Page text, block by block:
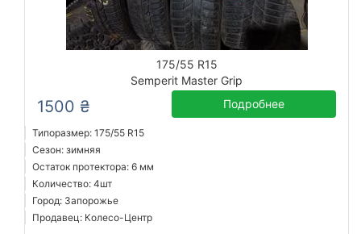
175/55 R15
Semperit Master Grip
1500 ₴ Подробнее
Типоразмер: 175/55 R15
Сезон: зимняя
Остаток протектора: 6 мм
Количество: 4шт
Город: Запорожье
Продавец: Колесо-Центр